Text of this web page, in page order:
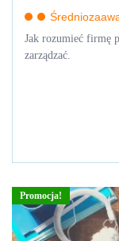
Jak rozumieć firmę
zarządzać.
Promocja!